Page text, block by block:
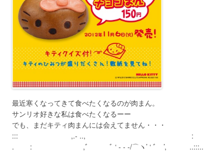
最近寒くなってきて食べたくなるのが肉まん。
サンリオ好きな私は食べたくなるーー
でも、まだキティ肉まんには会えてません・・・
::: ,.- .., :
. : ,ﾞ ﾞ ‘ ‐ ‐ ‐/⌒ヽ’ ‘ ﾞ ’, ..:::..